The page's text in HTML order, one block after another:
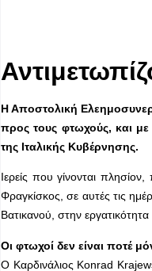
Η Αποστολική
προς τους φτωχούς, και
της Ιταλικής Κυβέρνησης.
Ιερείς που γίνονται
Φραγκίσκος, σε αυτές τις
Βατικανού, στην
Οι φτωχοί δεν είναι ποτέ
Ο Καρδινάλιος Konrad